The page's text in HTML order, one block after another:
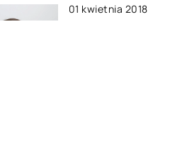
01 kwietnia 2018